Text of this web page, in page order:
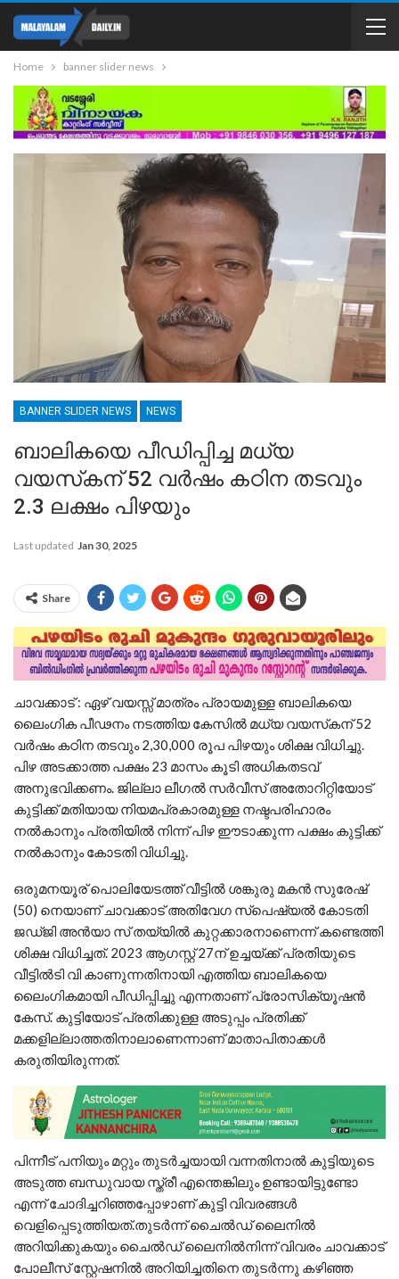
Home banner slider news
BANNER SLIDER NEWS NEWS
ബാലികയെ പീഡിപ്പിച്ച മധ്യ
വയസ്‌കന്‌ 52 വർഷം കഠിന തടവും
2.3 ലക്ഷം പിഴയും
Last updated Jan 30, 2025
Share
ചാവക്കാട് : ഏഴ് വയസ്സ് മാത്രം പ്രായമുള്ള ബാലികയെ
ലൈംഗിക പീഢനം നടത്തിയ കേസിൽ മധ്യ വയസ്‌കന്‌ 52
വർഷം കഠിന തടവും 2,30,000 രൂപ പിഴയും ശിക്ഷ വിധിച്ചു.
പിഴ അടക്കാത്ത പക്ഷം 23 മാസം കൂടി അധികതടവ്
അനുഭവിക്കണം. ജില്ലാ ലീഗൽ സർവീസ് അതോറിറ്റിയോട്
കുട്ടിക്ക് മതിയായ നിയമപ്രകാരമുള്ള നഷ്ടപരിഹാരം
നൽകാനും പ്രതിയിൽ നിന്ന് പിഴ ഈടാക്കുന്ന പക്ഷം കുട്ടിക്ക്
നൽകാനും കോടതി വിധിച്ചു.
ഒരുമനയൂര് പൊലിയേടത്ത് വീട്ടിൽ ശങ്കുരു മകൻ സുരേഷ്
(50) നെയാണ് ചാവക്കാട് അതിവേഗ സ്പെഷ്യൽ കോടതി
ജഡ്ജി അൻയാ സ് തയ്യിൽ കുറ്റക്കാരനാണെന്ന് കണ്ടെത്തി
ശിക്ഷ വിധിച്ചത്. 2023 ആഗസ്റ്റ് 27ന് ഉച്ചയ്ക്ക് പ്രതിയുടെ
വീട്ടിൽടി വി കാണുന്നതിനായി എത്തിയ ബാലികയെ
ലൈംഗികമായി പീഡിപ്പിച്ചു എന്നതാണ് പ്രോസിക്യൂഷൻ
കേസ്. കുട്ടിയോട് പ്രതിക്കുള്ള അടുപ്പം പ്രതിക്ക്
മക്കളില്ലാത്തതിനാലാണെന്നാണ് മാതാപിതാക്കൾ
കരുതിയിരുന്നത്.
പിന്നീട് പനിയും മറ്റും തുടർച്ചയായി വന്നതിനാൽ കുട്ടിയുടെ
അടുത്ത ബന്ധുവായ സ്ത്രീ എന്തെങ്കിലും ഉണ്ടായിട്ടുണ്ടോ
എന്ന് ചോദിച്ചറിഞ്ഞപ്പോഴാണ് കുട്ടി വിവരങ്ങൾ
വെളിപ്പെടുത്തിയത്.തുടർന്ന് ചൈൽഡ് ലൈനിൽ
അറിയിക്കുകയും ചൈൽഡ് ലൈനിൽനിന്ന് വിവരം ചാവക്കാട്
പോലീസ് സ്റ്റേഷനിൽ അറിയിച്ചതിനെ തുടർന്നു കഴിഞ്ഞ